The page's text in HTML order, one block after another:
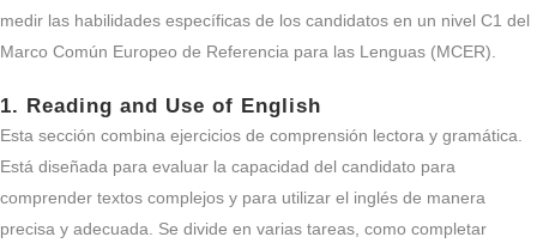
medir las habilidades específicas de los candidatos en un nivel C1 del
Marco Común Europeo de Referencia para las Lenguas (MCER).
1. Reading and Use of English
Esta sección combina ejercicios de comprensión lectora y gramática.
Está diseñada para evaluar la capacidad del candidato para
comprender textos complejos y para utilizar el inglés de manera
precisa y adecuada. Se divide en varias tareas, como completar